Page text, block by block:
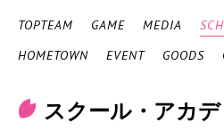
TOPTEAM GAME MEDIA
HOMETOWN
EVENT GOODS
スクール・アカ